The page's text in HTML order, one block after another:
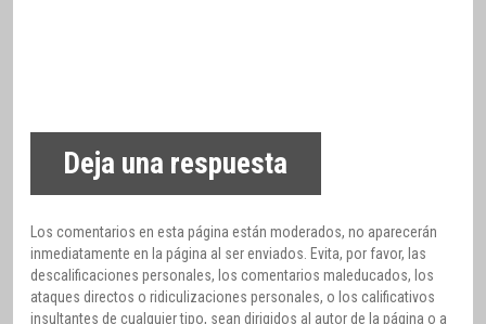
Deja una respuesta
Los comentarios en esta página están moderados, no aparecerán
inmediatamente en la página al ser enviados. Evita, por favor, las
descalificaciones personales, los comentarios maleducados, los
ataques directos o ridiculizaciones personales, o los calificativos
insultantes de cualquier tipo, sean dirigidos al autor de la página o a